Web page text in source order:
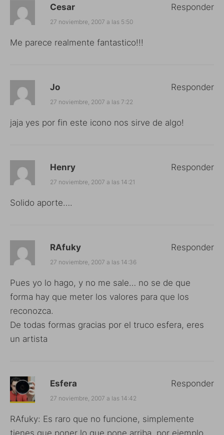
Cesar
27 noviembre, 2007 a las 5:50
Me parece realmente fantastico!!!
Responder
Jo
27 noviembre, 2007 a las 7:22
jaja yes por fin este icono nos sirve de algo!
Responder
Henry
27 noviembre, 2007 a las 14:21
Solido aporte….
Responder
RAfuky
27 noviembre, 2007 a las 14:36
Pues yo lo hago, y no me sale… no se de que
forma hay que meter los valores para que los
reconozca.
De todas formas gracias por el truco esfera, eres
un artista
Responder
Esfera
27 noviembre, 2007 a las 14:42
RAfuky: Es raro que no funcione, simplemente
tienes que poner lo que pone arriba, por ejemplo
Responder